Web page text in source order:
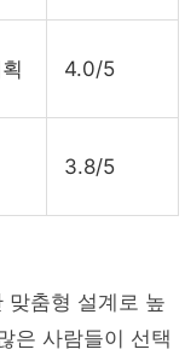
4.0/5
3.8/5
맞춤형 설계로 높
은 사람들이 선택